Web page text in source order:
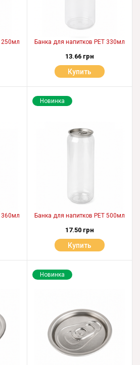
250мл Банка для напитков PET 330мл
13.66 грн
Купить
360мл
Новинка
Банка для напитков PET 500мл
17.50 грн
Купить
Новинка